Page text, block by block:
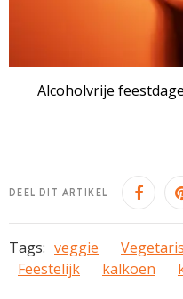
Alcoholvrije
DEEL DIT ARTIKEL
Tags: veggie
Feestelijk
kalkoen